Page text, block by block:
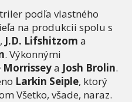
podľa vlastného
na produkcii spolu s
, J.D. Lifshitzom a
. Výkonnými
Morrisseya Josh Brolin.
Larkin Seiple, ktorý
Všetko, všade, naraz.